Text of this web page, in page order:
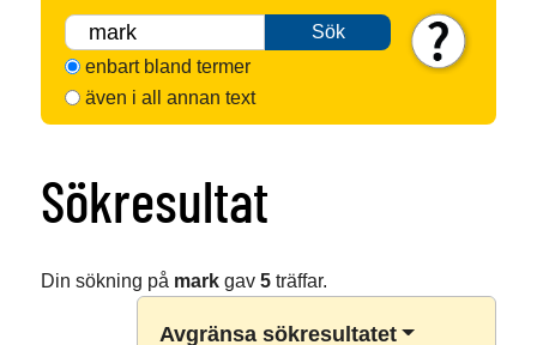
Sök
enbart bland termer
även i all annan text
Sökresultat
Din sökning på markgav 5träffar.
Avgränsa sökresultatet